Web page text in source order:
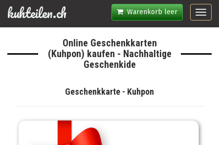
Warenkorb leer
kuhteilen.ch
Online Geschenkkarten
(Kuhpon) kaufen - Nachhaltige
Geschenkide
Geschenkkarte - Kuhpon